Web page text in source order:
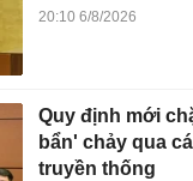
20:10 6/8/2026
Quy định mới
bẩn' chảy qua
truyền thống